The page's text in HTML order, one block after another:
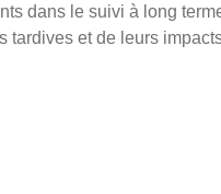
dans le suivi à long
tardives et de leurs